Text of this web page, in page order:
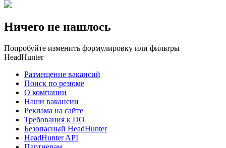
Ничего не нашлось
Попробуйте изменить формулировку или фильтры
HeadHunter
Размещение вакансий
Поиск по резюме
О компании
Наши вакансии
Реклама на сайте
Требования к ПО
Безопасный HeadHunter
HeadHunter API